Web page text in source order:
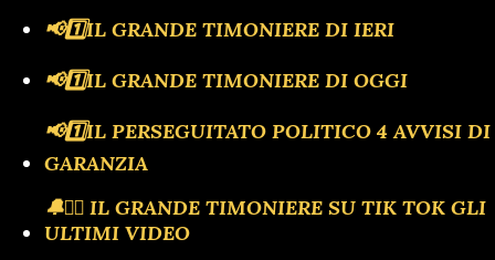
📢1️⃣IL GRANDE TIMONIERE DI IERI
📢1️⃣IL GRANDE TIMONIERE DI OGGI
📢1️⃣IL PERSEGUITATO POLITICO 4 AVVISI DI
GARANZIA
🔔🏴‍☠️ IL GRANDE TIMONIERE SU TIK TOK GLI
ULTIMI VIDEO